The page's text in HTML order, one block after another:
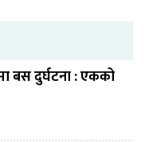
बस दुर्घटना : एकको